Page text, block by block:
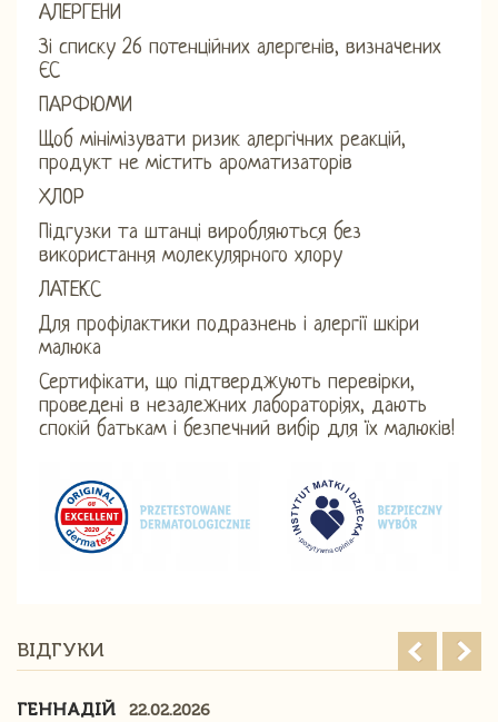
АЛЕРГЕНИ
Зі списку 26 потенційних алергенів, визначених
ЄС
ПАРФЮМИ
Щоб мінімізувати ризик алергічних реакцій,
продукт не містить ароматизаторів
ХЛОР
Підгузки та штанці виробляються без
використання молекулярного хлору
ЛАТЕКС
Для профілактики подразнень і алергії шкіри
малюка
Сертифікати, що підтверджують перевірки,
проведені в незалежних лабораторіях, дають
спокій батькам і безпечний вибір для їх малюків!
ВІДГУКИ
ГЕННАДІЙ
22.02.2026